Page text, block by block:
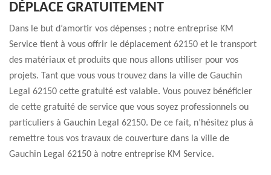
DÉPLACE GRATUITEMENT
Dans le but d’amortir vos dépenses ; notre entreprise KM
Service tient à vous offrir le déplacement 62150 et le transport
des matériaux et produits que nous allons utiliser pour vos
projets. Tant que vous vous trouvez dans la ville de Gauchin
Legal 62150 cette gratuité est valable. Vous pouvez bénéficier
de cette gratuité de service que vous soyez professionnels ou
particuliers à Gauchin Legal 62150. De ce fait, n’hésitez plus à
remettre tous vos travaux de couverture dans la ville de
Gauchin Legal 62150 à notre entreprise KM Service.